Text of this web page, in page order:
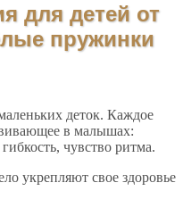
для детей от
пружинки
деток. Каждое
в малышах:
чувство ритма.
укрепляют свое здоровье